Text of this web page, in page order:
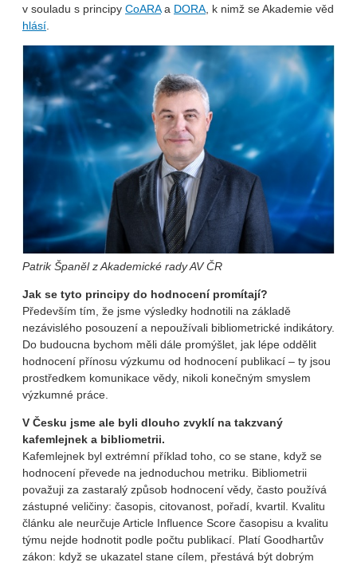
v souladu s principy CoARAa DORA, k nimž se Akademie věd
hlásí.
Patrik Španěl z Akademické rady AV ČR
Jak se tyto principy do hodnocení promítají?
Především tím, že jsme výsledky hodnotili na základě
nezávislého posouzení a nepoužívali bibliometrické indikátory.
Do budoucna bychom měli dále promýšlet, jak lépe oddělit
hodnocení přínosu výzkumu od hodnocení publikací – ty jsou
prostředkem komunikace vědy, nikoli konečným smyslem
výzkumné práce.
V Česku jsme ale byli dlouho zvyklí na takzvaný
kafemlejnek a bibliometrii.
Kafemlejnek byl extrémní příklad toho, co se stane, když se
hodnocení převede na jednoduchou metriku. Bibliometrii
považuji za zastaralý způsob hodnocení vědy, často používá
zástupné veličiny: časopis, citovanost, pořadí, kvartil. Kvalitu
článku ale neurčuje Article Influence Score časopisu a kvalitu
týmu nejde hodnotit podle počtu publikací. Platí Goodhartův
zákon: když se ukazatel stane cílem, přestává být dobrým